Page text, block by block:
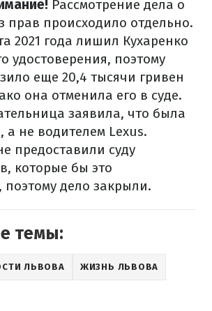
Рассмотрение дела о
прав происходило отдельно.
2021 года лишил Кухаренко
удостоверения, поэтому
еще 20,4 тысячи гривен
она отменила его в суде.
заявила, что была
а не водителем Lexus.
предоставили суду
которые бы это
поэтому дело закрыли.
темы:
ЛЬВОВА ЖИЗНЬ ЛЬВОВА